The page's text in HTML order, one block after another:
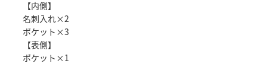
【内側】
名刺入れ×2
ポケット×3
【表側】
ポケット×1